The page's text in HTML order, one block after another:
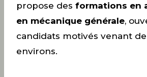
propose des formations en
en mécanique générale,
candidats motivés venant de
environs.